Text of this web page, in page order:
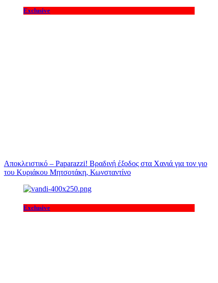
Exclusive
Αποκλειστικό – Paparazzi! Βραδινή έξοδος στα Χανιά για τον γιο
του Κυριάκου Μητσοτάκη, Κωνσταντίνο
Exclusive